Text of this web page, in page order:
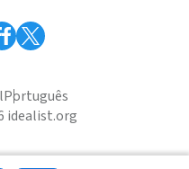
Português
idealist.org